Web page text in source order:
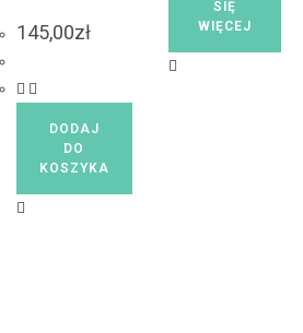
145,00zł
DODAJ
DO
KOSZYKA
SIĘ
WIĘCEJ